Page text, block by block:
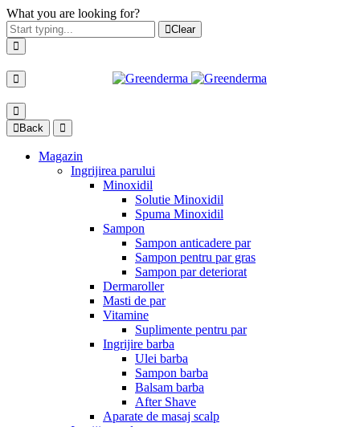
What you are looking for?
Clear
Back
Magazin
Ingrijirea parului
Minoxidil
Solutie Minoxidil
Spuma Minoxidil
Sampon
Sampon anticadere par
Sampon pentru par gras
Sampon par deteriorat
Dermaroller
Masti de par
Vitamine
Suplimente pentru par
Ingrijire barba
Ulei barba
Sampon barba
Balsam barba
After Shave
Aparate de masaj scalp
Adăugat în coș